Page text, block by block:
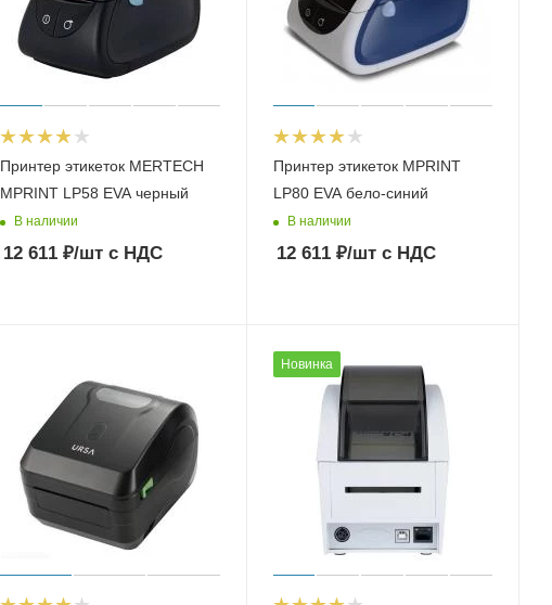
Принтер этикеток MERTECH
MPRINT LP58 EVA черный
В наличии
12 611 ₽/шт с НДС
Принтер этикеток MPRINT
LP80 EVA бело-синий
В наличии
12 611₽/штс НДС
Новинка